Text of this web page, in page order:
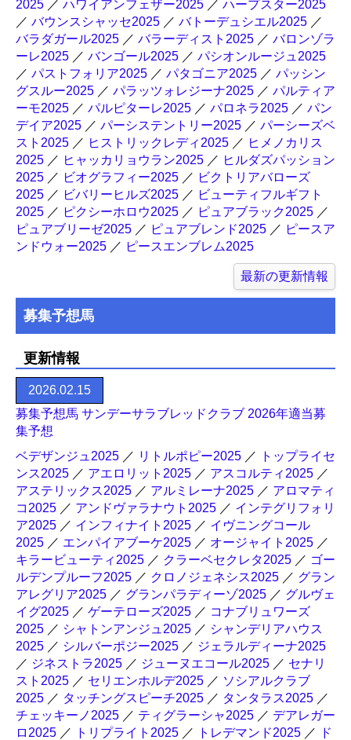
2025 ／ ハワイアンフェザー2025 ／ ハープスター2025
／ バウンスシャッセ2025 ／ バトーデュシエル2025 ／
バラダガール2025 ／ バラーディスト2025 ／ バロンゾラ
ーレ2025 ／ バンゴール2025 ／ パシオンルージュ2025
／ パストフォリア2025 ／ パタゴニア2025 ／ パッシン
グスルー2025 ／ パラッツォレジーナ2025 ／ パルティア
ーモ2025 ／ パルピターレ2025 ／ パロネラ2025 ／ パン
デイア2025 ／ パーシステントリー2025 ／ パーシーズベ
スト2025 ／ ヒストリックレディ2025 ／ ヒメノカリス
2025 ／ ヒャッカリョウラン2025 ／ ヒルダズパッション
2025 ／ ビオグラフィー2025 ／ ビクトリアバローズ
2025 ／ ビバリーヒルズ2025 ／ ビューティフルギフト
2025 ／ ピクシーホロウ2025 ／ ピュアブラック2025 ／
ピュアブリーゼ2025 ／ ピュアブレンド2025 ／ ピースア
ンドウォー2025 ／ ピースエンブレム2025
最新の更新情報
募集予想馬
更新情報
2026.02.15
募集予想馬 サンデーサラブレッドクラブ 2026年適当募
集予想
ベデザンジュ2025 ／ リトルポピー2025 ／
トップライセ
ンス2025 ／ アエロリット2025 ／ アスコルティ2025 ／
アステリックス2025 ／ アルミレーナ2025 ／ アロマティ
コ2025 ／ アンドヴァラナウト2025 ／ インテグリフォリ
ア2025 ／ インフィナイト2025 ／ イヴニングコール
2025 ／ エンパイアブーケ2025 ／ オージャイト2025 ／
キラービューティ2025 ／ クラーベセクレタ2025 ／ ゴー
ルデンプルーフ2025 ／ クロノジェネシス2025 ／ グラン
アレグリア2025 ／ グランパラディーゾ2025 ／ グルヴェ
イグ2025 ／ ゲーテローズ2025 ／ コナブリュワーズ
2025 ／ シャトンアンジュ2025 ／ シャンデリアハウス
2025 ／ シルバーポジー2025 ／ ジェラルディーナ2025
／ ジネストラ2025 ／ ジューヌエコール2025 ／ セナリ
スト2025 ／ セリエンホルデ2025 ／ ソシアルクラブ
2025 ／ タッチングスピーチ2025 ／ タンタラス2025 ／
チェッキーノ2025 ／ ティグラーシャ2025 ／ デアレガー
ロ2025 ／ トリプライト2025 ／ トレデマンド2025 ／
ド